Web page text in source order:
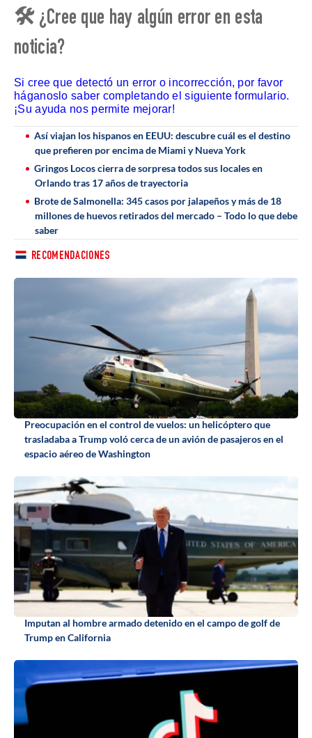
🛠 ¿Cree que hay algún error en esta
noticia?
Si cree que detectó un error o incorrección, por favor
háganoslo saber completando el siguiente formulario.
¡Su ayuda nos permite mejorar!
Así viajan los hispanos en EEUU: descubre cuál es el destino
que prefieren por encima de Miami y Nueva York
Gringos Locos cierra de sorpresa todos sus locales en
Orlando tras 17 años de trayectoria
Brote de Salmonella: 345 casos por jalapeños y más de 18
millones de huevos retirados del mercado – Todo lo que debe
saber
RECOMENDACIONES
Preocupación en el control de vuelos: un helicóptero que
trasladaba a Trump voló cerca de un avión de pasajeros en el
espacio aéreo de Washington
Imputan al hombre armado detenido en el campo de golf de
Trump en California